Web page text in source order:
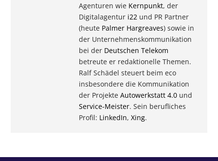
Agenturen wie Kernpunkt, der
Digitalagentur i22 und PR Partner
(heute Palmer Hargreaves) sowie in
der Unternehmenskommunikation
bei der Deutschen Telekom
betreute er redaktionelle Themen.
Ralf Schädel steuert beim eco
insbesondere die Kommunikation
der ProjekteAutowerkstatt 4.0 und
Service-Meister. Sein berufliches
Profil: LinkedIn,Xing.